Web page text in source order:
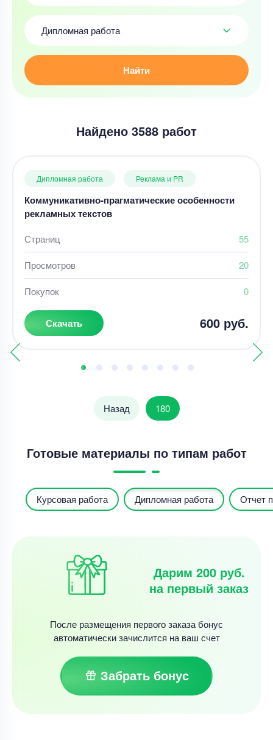
Дипломная работа
Найти
Найдено 3588 работ
Дипломная работа Реклама и PR
Коммуникативно-прагматические особенности
рекламных текстов
Страниц 55
Просмотров 20
Покупок 0
Скачать 600 руб.
Назад 180
Готовые материалы по типам работ
Курсовая работа Дипломная работа Отчет
Дарим 200 руб.
на первый заказ
После размещения первого заказа бонус
автоматически зачислится на ваш счет
Забрать бонус